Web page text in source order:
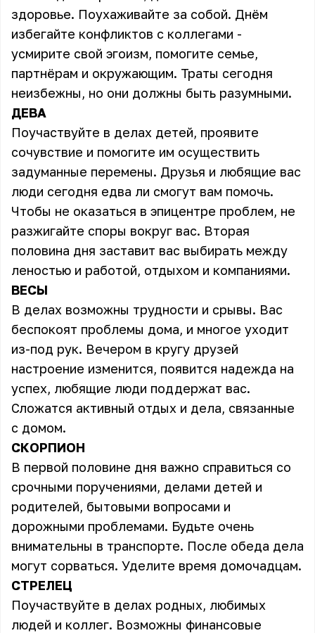
здоровье. Поухаживайте за собой. Днём
избегайте конфликтов с коллегами -
усмирите свой эгоизм, помогите семье,
партнёрам и окружающим. Траты сегодня
неизбежны, но они должны быть разумными.
ДЕВА
Поучаствуйте в делах детей, проявите
сочувствие и помогите им осуществить
задуманные перемены. Друзья и любящие вас
люди сегодня едва ли смогут вам помочь.
Чтобы не оказаться в эпицентре проблем, не
разжигайте споры вокруг вас. Вторая
половина дня заставит вас выбирать между
леностью и работой, отдыхом и компаниями.
ВЕСЫ
В делах возможны трудности и срывы. Вас
беспокоят проблемы дома, и многое уходит
из-под рук. Вечером в кругу друзей
настроение изменится, появится надежда на
успех, любящие люди поддержат вас.
Сложатся активный отдых и дела, связанные
с домом.
СКОРПИОН
В первой половине дня важно справиться со
срочными поручениями, делами детей и
родителей, бытовыми вопросами и
дорожными проблемами. Будьте очень
внимательны в транспорте. После обеда дела
могут сорваться. Уделите время домочадцам.
СТРЕЛЕЦ
Поучаствуйте в делах родных, любимых
людей и коллег. Возможны финансовые